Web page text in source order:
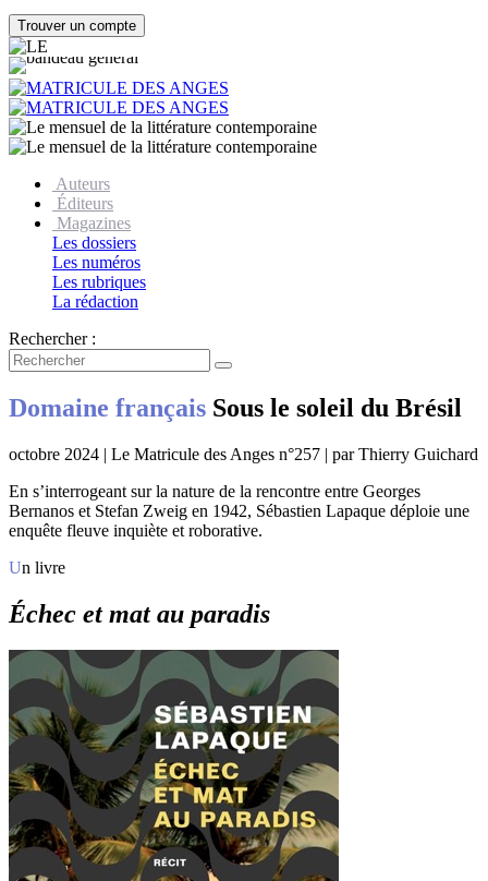
Auteurs
Éditeurs
Magazines
Les dossiers
Les numéros
Les rubriques
La rédaction
Rechercher :
Domaine français Sous le soleil du Brésil
octobre 2024 | Le Matricule des Anges n°257 | par Thierry Guichard
En s’interrogeant sur la nature de la rencontre entre Georges
Bernanos et Stefan Zweig en 1942, Sébastien Lapaque déploie une
enquête fleuve inquiète et roborative.
Un livre
Échec et mat au paradis